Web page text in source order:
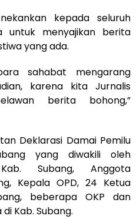
kepada seluruh
untuk menyajikan berita
yang ada.
sahabat mengarang
karena kita Jurnalis
berita bohong,”
Deklarasi Damai Pemilu
yang diwakili oleh
Subang, Anggota
Kepala OPD, 24 Ketua
beberapa OKP dan
Kab. Subang.